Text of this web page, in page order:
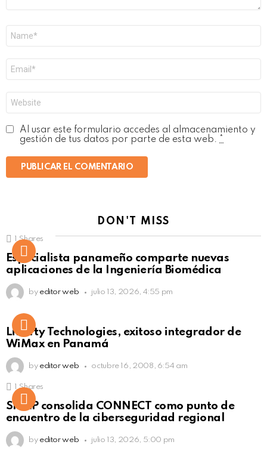
electrónico
*
Al usar este formulario accedes al almacenamiento y
gestión de tus datos por parte de esta web.
DON'T MISS
Click to view this post
Shares
Especialista panameño comparte nuevas
aplicaciones de la Ingeniería Biomédica
by editor web julio 13, 2026, 4:55 pm
Liberty Technologies, exitoso integrador de
WiMax en Panamá
by editor web octubre 16, 2008, 6:54 am
Click to view this post
Shares
SISAP consolida CONNECT como punto de
encuentro de la ciberseguridad regional
by editor web julio 13, 2026, 5:00 pm